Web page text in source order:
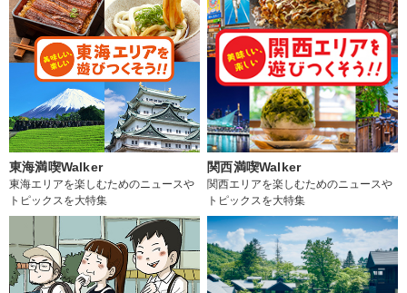
東海満喫Walker
東海エリアを楽しむためのニュースや
トピックスを大特集
関西満喫Walker
関西エリアを楽しむためのニュースや
トピックスを大特集